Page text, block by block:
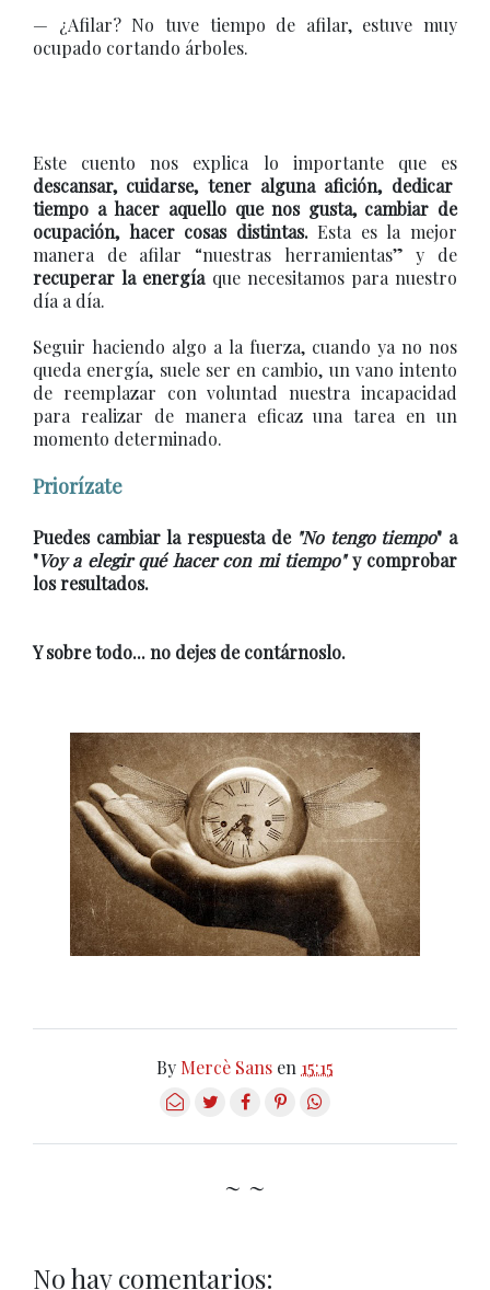
— ¿Afilar? No tuve tiempo de afilar, estuve muy
ocupado cortando árboles.
Este cuento nos explica lo importante que es
descansar, cuidarse, tener alguna afición, dedicar
tiempo a hacer aquello que nos gusta, cambiar de
ocupación, hacer cosas distintas.Esta es la mejor
manera de afilar “nuestras herramientas” y de
recuperar la energíaque necesitamos para nuestro
día a día.
Seguir haciendo algo a la fuerza, cuando ya no nos
queda energía, suele ser en cambio, un vano intento
de reemplazar con voluntad nuestra incapacidad
para realizar de manera eficaz una tarea en un
momento determinado.
Priorízate
Puedes cambiar la respuesta de "No tengo tiempo" a
"Voy a elegir qué hacer con mi tiempo"y comprobar
los resultados.
Y sobre todo... no dejes de contárnoslo.
By Mercè Sans en 15:15
~ ~
No hay comentarios: